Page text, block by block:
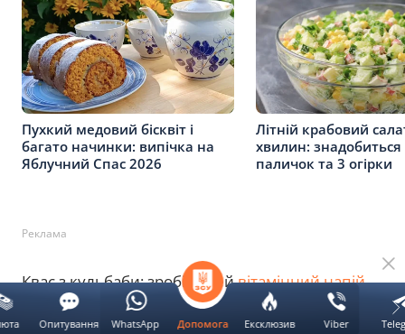
Пухкий медовий бісквіт і
багато начинки: випічка на
Яблучний Спас 2026
Літній крабовий
хвилин: знадобиться
паличок та 3 огірки
Реклама
Квас з кульбаби: зробіть цейвітамінний напій
поки сезон у розпалі.
Допомога Ексклюзив Viber
Опитування WhatsApp